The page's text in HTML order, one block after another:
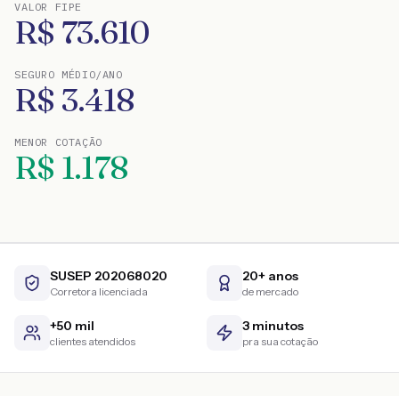
VALOR FIPE
R$ 73.610
SEGURO MÉDIO/ANO
R$ 3.418
MENOR COTAÇÃO
R$ 1.178
SUSEP 202068020
Corretora licenciada
20+ anos
de mercado
+50 mil
clientes atendidos
3 minutos
pra sua cotação